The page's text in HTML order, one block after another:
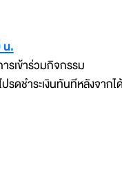
น.
รเข้าร่วมกิจกรรม
รดชำระเงินทันทีหลังจาก